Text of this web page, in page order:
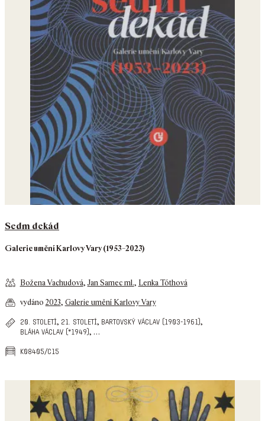
Sedm dekád
Galerie umění Karlovy Vary (1953–2023)
Božena Vachudová,Jan Samec ml., Lenka Tóthová
vydáno 2023, Galerie umění Karlovy Vary
20. století, 21. století, bartovský václav (1903-1961),
bláha václav (*1949), …
k08405/c15